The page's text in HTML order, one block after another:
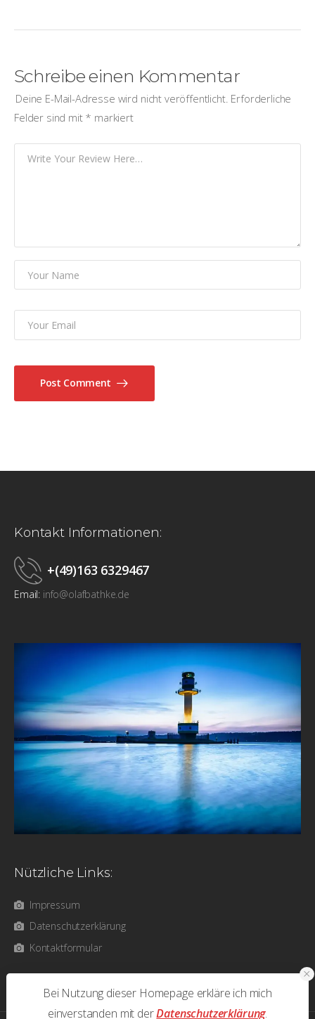
Schreibe einen Kommentar
Deine E-Mail-Adresse wird nicht veröffentlicht. Erforderliche
Felder sind mit * markiert
Post Comment
Kontakt Informationen:
+(49)163 6329467
Email: info@olafbathke.de
Nützliche Links:
Impressum
Datenschutzerklärung
Kontaktformular
Bei Nutzung dieser Homepage erkläre ich mich
einverstanden mit derDatenschutzerklärung.